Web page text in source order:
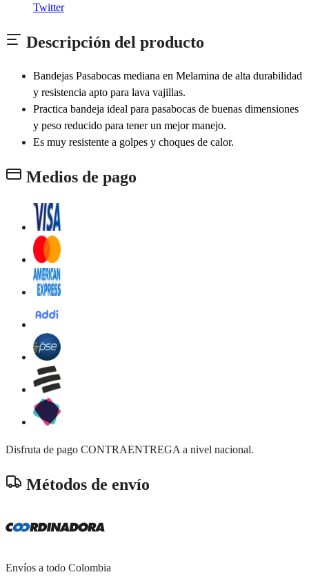
Twitter
Descripción del producto
Bandejas Pasabocas mediana en Melamina de alta durabilidad
y resistencia apto para lava vajillas.
Practica bandeja ideal para pasabocas de buenas dimensiones
y peso reducido para tener un mejor manejo.
Es muy resistente a golpes y choques de calor.
Medios de pago
Disfruta de pago CONTRAENTREGA a nivel nacional.
Métodos de envío
Envíos a todo Colombia